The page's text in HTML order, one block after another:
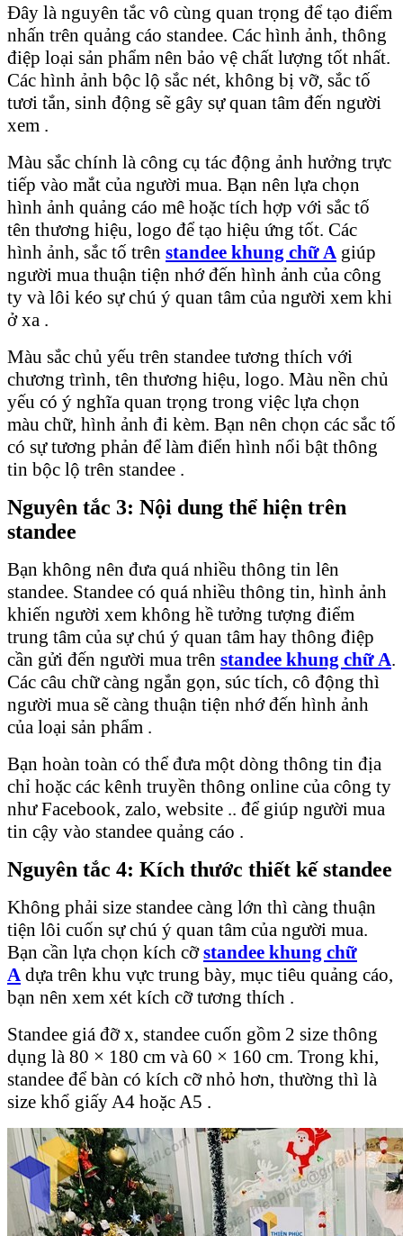
Đây là nguyên tắc vô cùng quan trọng để tạo điểm
nhấn trên quảng cáo standee. Các hình ảnh, thông
điệp loại sản phẩm nên bảo vệ chất lượng tốt nhất.
Các hình ảnh bộc lộ sắc nét, không bị vỡ, sắc tố
tươi tắn, sinh động sẽ gây sự quan tâm đến người
xem .
Màu sắc chính là công cụ tác động ảnh hưởng trực
tiếp vào mắt của người mua. Bạn nên lựa chọn
hình ảnh quảng cáo mê hoặc tích hợp với sắc tố
tên thương hiệu, logo để tạo hiệu ứng tốt. Các
hình ảnh, sắc tố trên standee khung chữ A giúp
người mua thuận tiện nhớ đến hình ảnh của công
ty và lôi kéo sự chú ý quan tâm của người xem khi
ở xa .
Màu sắc chủ yếu trên standee tương thích với
chương trình, tên thương hiệu, logo. Màu nền chủ
yếu có ý nghĩa quan trọng trong việc lựa chọn
màu chữ, hình ảnh đi kèm. Bạn nên chọn các sắc tố
có sự tương phản để làm điển hình nổi bật thông
tin bộc lộ trên standee .
Nguyên tắc 3: Nội dung thể hiện trên
standee
Bạn không nên đưa quá nhiều thông tin lên
standee. Standee có quá nhiều thông tin, hình ảnh
khiến người xem không hề tưởng tượng điểm
trung tâm của sự chú ý quan tâm hay thông điệp
cần gửi đến người mua trên standee khung chữ A.
Các câu chữ càng ngắn gọn, súc tích, cô động thì
người mua sẽ càng thuận tiện nhớ đến hình ảnh
của loại sản phẩm .
Bạn hoàn toàn có thể đưa một dòng thông tin địa
chỉ hoặc các kênh truyền thông online của công ty
như Facebook, zalo, website .. để giúp người mua
tin cậy vào standee quảng cáo .
Nguyên tắc 4: Kích thước thiết kế standee
Không phải size standee càng lớn thì càng thuận
tiện lôi cuốn sự chú ý quan tâm của người mua.
Bạn cần lựa chọn kích cỡstandee khung chữ
A dựa trên khu vực trung bày, mục tiêu quảng cáo,
bạn nên xem xét kích cỡ tương thích .
Standee giá đỡ x, standee cuốn gồm 2 size thông
dụng là 80 × 180 cm và 60 × 160 cm. Trong khi,
standee để bàn có kích cỡ nhỏ hơn, thường thì là
size khổ giấy A4 hoặc A5 .